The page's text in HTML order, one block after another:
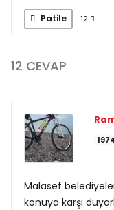
Patile 12
12 CEVAP
1974
Malasef
konuya karşı